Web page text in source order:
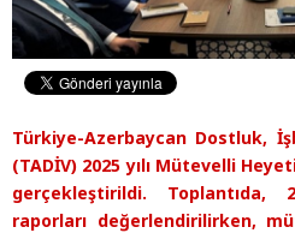
Türkiye-Azerbaycan Dostluk,
(TADİV) 2025 yılı Mütevelli
gerçekleştirildi.
raporları değerlendirilirken,